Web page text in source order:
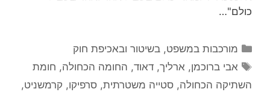
כולם"…
קטגוריות
מורכבות במשפט, בשיטור ובאכיפת חוק
תגיות
אבי ברוכמן, ארליך,דאוד, החומה הכחולה, חומת
השתיקה הכחולה, סטייה משטרתית, סרפיקו, קרמשניט,